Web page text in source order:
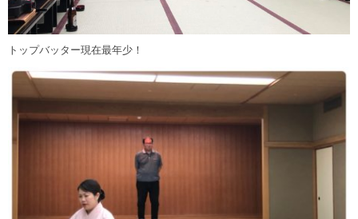
トップバッター現在最年少！